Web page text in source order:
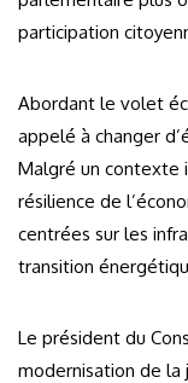
participation
Abordant le volet
appelé à changer
Malgré un contexte
résilience de
centrées sur les
transition
Le président du
modernisation de